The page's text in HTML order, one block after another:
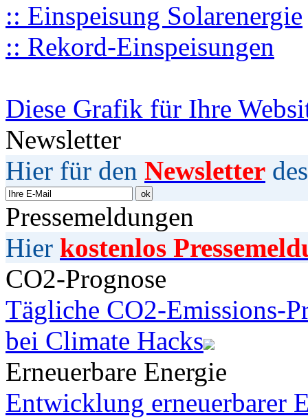
:: Einspeisung Solarenergie
:: Rekord-Einspeisungen
Diese Grafik für Ihre
Newsletter
Hier für den Newsletter
Pressemeldungen
Hier kostenlos
CO2-Prognose
Tägliche CO2-Emissions-
bei Climate Hacks
Erneuerbare Energie
Entwicklung erneuerbarer